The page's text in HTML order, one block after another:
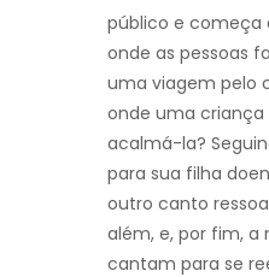
público e começa
onde as pessoas
uma viagem pelo
onde uma criança
acalmá-la?
para sua filha
outro canto
além, e, por fim,
cantam para se